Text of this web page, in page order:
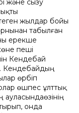
жəне сызу
жылдар бойы
табылған
ерекше
пеші
Кендебай
Кендебайдың
өрбіп
өшпес ұлттық
ауласындаөзінің
онда